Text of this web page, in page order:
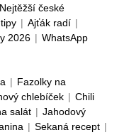
Nejtěžší české
| Ajťák radí |
2026 | WhatsApp
| Fazolky na
chlebíček | Chili
salát | Jahodový
| Sekaná recept |